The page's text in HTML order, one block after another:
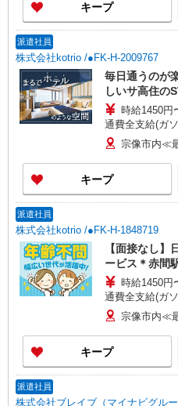
キープ
派遣社員
株式会社kotrio /●FK-H-2009767
毎日通うのが
しいサ高住の
時給1450
通費全支給(ガ
宗像市内≪
キープ
派遣社員
株式会社kotrio /●FK-H-1848719
【面接なし】
ービス＊赤間
時給1450
通費全支給(ガ
宗像市内≪
キープ
派遣社員
株式会社ブレイブ（マイナビグル